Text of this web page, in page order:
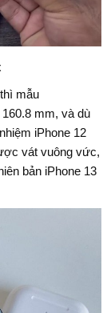
mẫu
mm, và dù
iPhone 12
vát vuông vức,
bản iPhone 13